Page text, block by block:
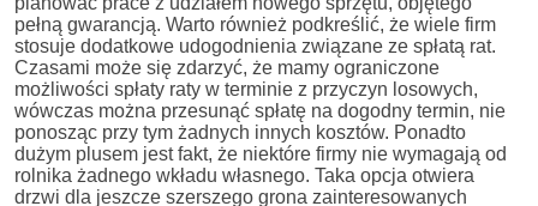
pełną gwarancją. Warto również podkreślić, że wiele firm
stosuje dodatkowe udogodnienia związane ze spłatą rat.
Czasami może się zdarzyć, że mamy ograniczone
możliwości spłaty raty w terminie z przyczyn losowych,
wówczas można przesunąć spłatę na dogodny termin, nie
ponosząc przy tym żadnych innych kosztów. Ponadto
dużym plusem jest fakt, że niektóre firmy nie wymagają od
rolnika żadnego wkładu własnego. Taka opcja otwiera
drzwi dla jeszcze szerszego grona zainteresowanych